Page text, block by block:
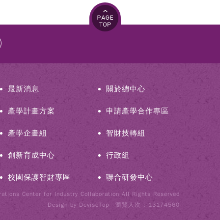
最新消息 關於總中心
產學計畫方案 申請產學合作專區
產學企畫組 智財技轉組
創新育成中心 行政組
校園保護智財專區 聯合研發中心
Center for Industry Collaboration All Rights Reserved
Design by DeviseTop 瀏覽人次 : 13174560